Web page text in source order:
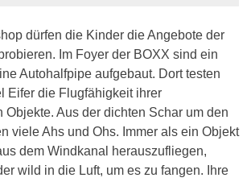
dürfen die Kinder die Angebote der
Im Foyer der BOXX sind ein
Autohalfpipe aufgebaut. Dort testen
Eifer die Flugfähigkeit ihrer
Objekte. Aus der dichten Schar um den
viele Ahs und Ohs. Immer als ein Objekt
dem Windkanal herauszufliegen,
wild in die Luft, um es zu fangen. Ihre